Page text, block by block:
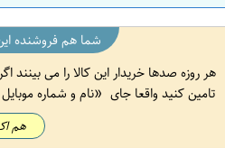
شما هم فروشنده
هر روزه صدها خریدار این کالا را می بینند
تامین کنید واقعا جای
نام و شماره
هم